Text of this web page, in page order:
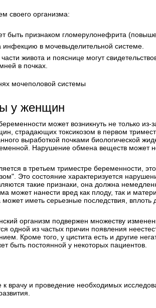
своего организма:
быть признаком гломерулонефрита
инфекцию в мочевыделительной системе.
живота и пояснице могут
в почках.
у женщин
может возникнуть не только
страдающих токсикозом в первом
выработкой почками биологической
Нарушение обмена веществ может
в третьем триместре беременности,
Это состояние характеризуется
такие признаки, она должна
может нанести вред как плоду, так и
иметь серьезные последствия, вплоть
организм подвержен множеству
одной из частых причин появления
Кроме того, у цистита есть и другие
быть постоянной у некоторых пациентов.
врачу и проведение необходимых